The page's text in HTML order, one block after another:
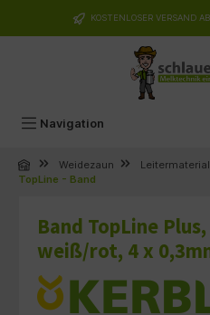
springen KOSTENLOSER VERSAND
Navigation
Weidezaun Leitermaterial
TopLine - Band
Band TopLine
weiß/rot, 4 x